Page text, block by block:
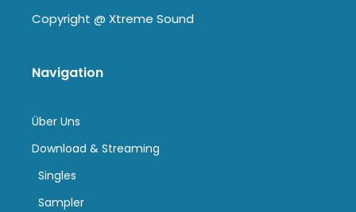
Copyright @ Xtreme Sound
Navigation
Über Uns
Download & Streaming
Singles
Sampler